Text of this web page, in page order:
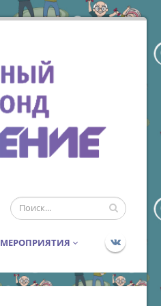
МЕРОПРИЯТИЯ